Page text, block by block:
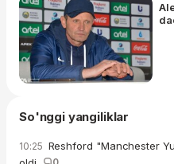
So'nggi yangiliklar
10:25 Reshford "Manchester